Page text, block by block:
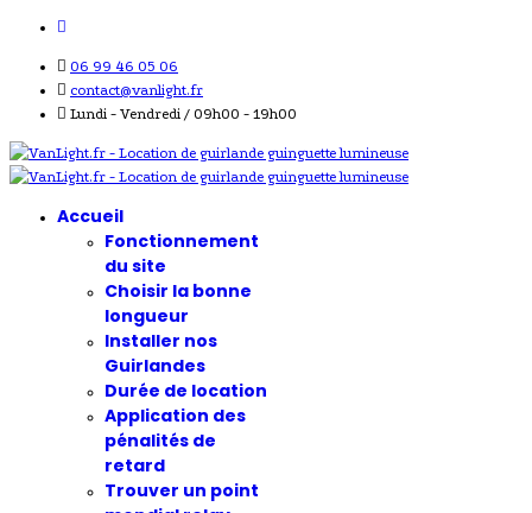
06 99 46 05 06
contact@vanlight.fr
Lundi - Vendredi / 09h00 - 19h00
Accueil
Fonctionnement
du site
Choisir la bonne
longueur
Installer nos
Guirlandes
Durée de location
Application des
pénalités de
retard
Trouver un point